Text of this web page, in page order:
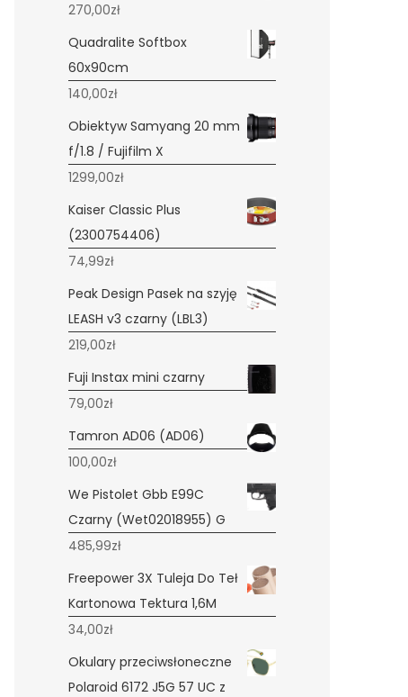
270,00zł
Quadralite Softbox
60x90cm
140,00zł
Obiektyw Samyang 20 mm
f/1.8 / Fujifilm X
1299,00zł
Kaiser Classic Plus
(2300754406)
74,99zł
Peak Design Pasek na szyję
LEASH v3 czarny (LBL3)
219,00zł
Fuji Instax mini czarny
79,00zł
Tamron AD06 (AD06)
100,00zł
We Pistolet Gbb E99C
Czarny (Wet02018955) G
485,99zł
Freepower 3X Tuleja Do Teł
Kartonowa Tektura 1,6M
34,00zł
Okulary przeciwsłoneczne
Polaroid 6172 J5G 57 UC z